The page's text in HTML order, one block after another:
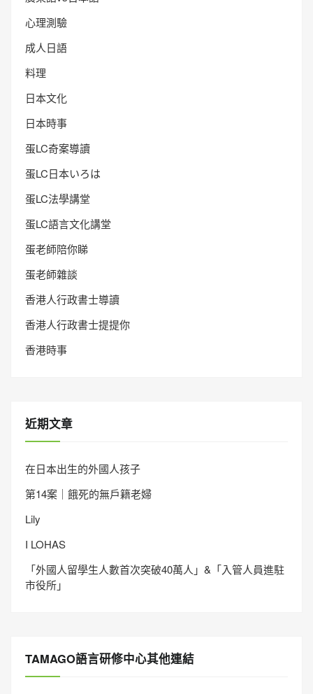
心理測驗
成人日語
料理
日本文化
日本時事
蛋LC奇案導讀
蛋LC日本いろは
蛋LC法學講堂
蛋LC語言文化講堂
蛋老師陪你睇
蛋老師雜談
香港人行政書士導讀
香港人行政書士提提你
香港時事
近期文章
在日本出生的外國人孩子
第14案｜餓死的無戶籍老婦
Lily
I LOHAS
「外國人留學生人數首次突破40萬人」&「入管人員進駐
市役所」
TAMAGO語言研修中心其他連結